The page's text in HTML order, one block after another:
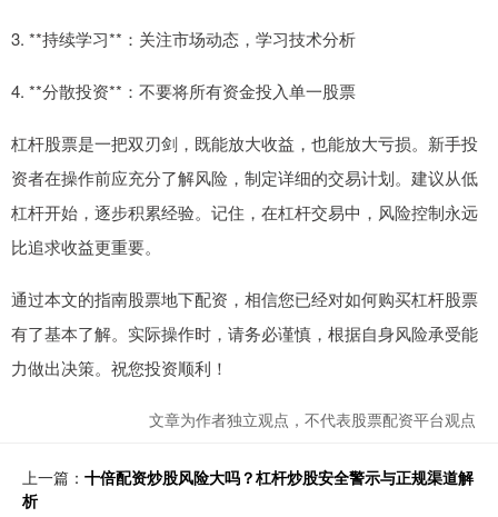
3. **持续学习**：关注市场动态，学习技术分析
4. **分散投资**：不要将所有资金投入单一股票
杠杆股票是一把双刃剑，既能放大收益，也能放大亏损。新手投
资者在操作前应充分了解风险，制定详细的交易计划。建议从低
杠杆开始，逐步积累经验。记住，在杠杆交易中，风险控制永远
比追求收益更重要。
通过本文的指南股票地下配资，相信您已经对如何购买杠杆股票
有了基本了解。实际操作时，请务必谨慎，根据自身风险承受能
力做出决策。祝您投资顺利！
文章为作者独立观点，不代表股票配资平台观点
上一篇： 十倍配资炒股风险大吗？杠杆炒股安全警示与正规渠道解
析